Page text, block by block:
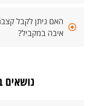
האם ניתן לקבל
איבה במקביל?
נושאים